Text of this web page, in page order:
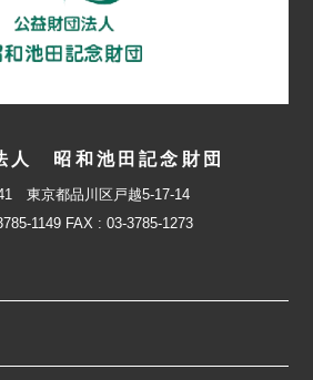
人 昭和池田記念財団
東京都品川区戸越5-17-14
1149 FAX : 03-3785-1273